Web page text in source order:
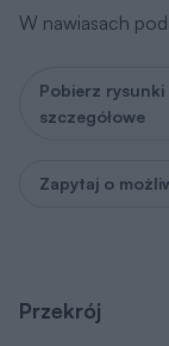
W nawiasach
Pobierz rysunki
szczegółowe
Zapytaj o
Przekrój